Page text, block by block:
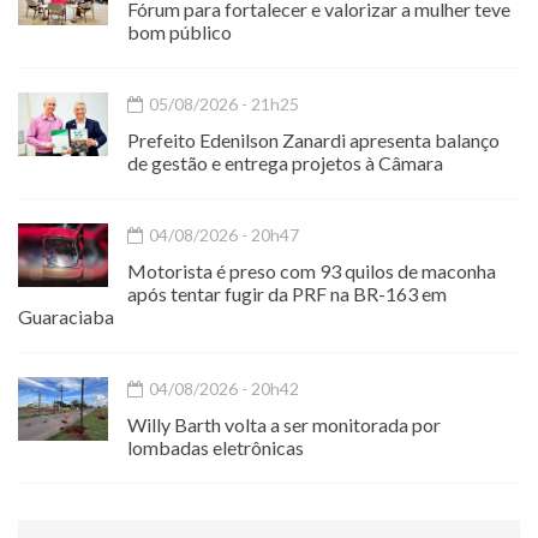
Fórum para fortalecer e valorizar a mulher teve
bom público
05/08/2026 - 21h25
Prefeito Edenilson Zanardi apresenta balanço
de gestão e entrega projetos à Câmara
04/08/2026 - 20h47
Motorista é preso com 93 quilos de maconha
após tentar fugir da PRF na BR-163 em
Guaraciaba
04/08/2026 - 20h42
Willy Barth volta a ser monitorada por
lombadas eletrônicas